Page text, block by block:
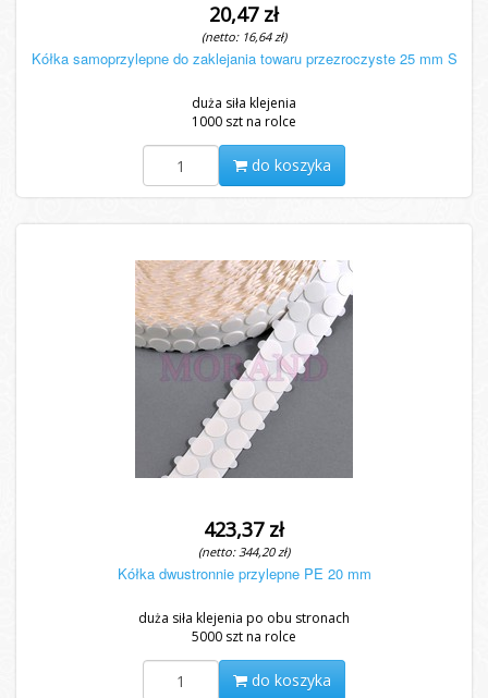
20,47 zł
(netto: 16,64 zł)
Kółka samoprzylepne do zaklejania towaru przezroczyste 25 mm S
duża siła klejenia
1000 szt na rolce
do koszyka
423,37 zł
(netto: 344,20 zł)
Kółka dwustronnie przylepne PE 20 mm
duża siła klejenia po obu stronach
5000 szt na rolce
do koszyka